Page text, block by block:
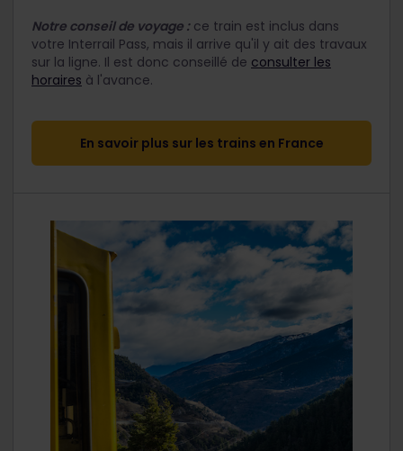
Notre conseil de voyage :ce train est inclus dans
votre Interrail Pass, mais il arrive qu'il y ait des travaux
sur la ligne. Il est donc conseillé de consulter les
horaires à l'avance.
En savoir plus sur les trains en France